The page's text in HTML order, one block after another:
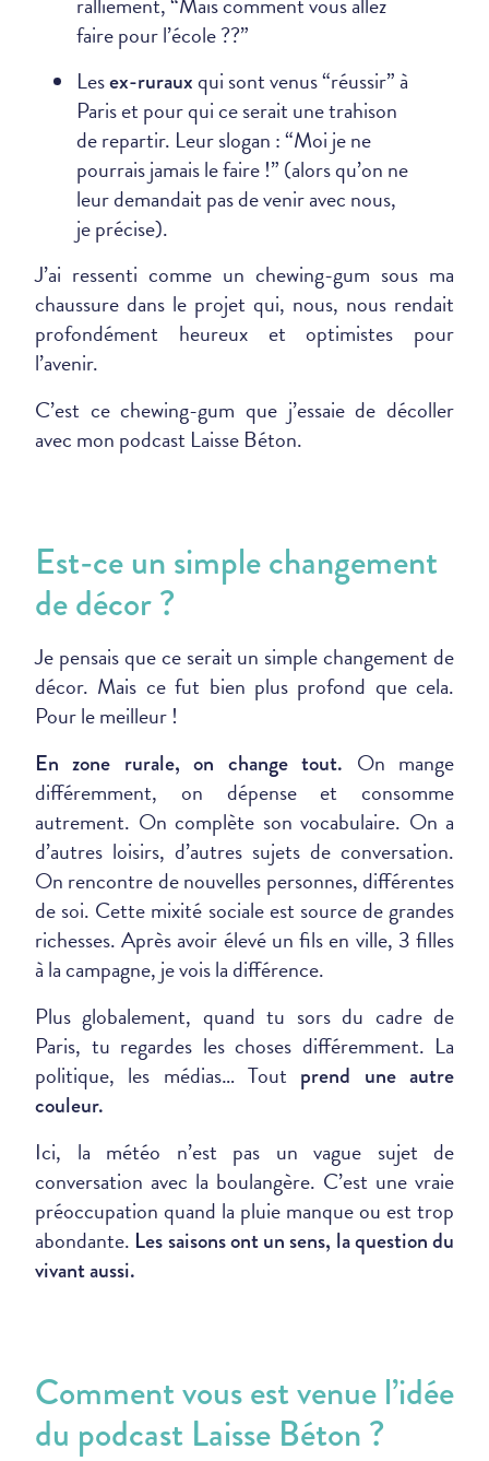
faire pour l’école ??”
Lesex-rurauxqui sont venus “réussir” à
Paris et pour qui ce serait une trahison
de repartir. Leur slogan : “Moi je ne
pourrais jamais le faire !” (alors qu’on ne
leur demandait pas de venir avec nous,
je précise).
J’ai ressenti comme un chewing-gum sous ma
chaussure dans le projet qui, nous, nous rendait
profondément heureux et optimistes pour
l’avenir.
C’est ce chewing-gum que j’essaie de décoller
avec mon podcast Laisse Béton.
Est-ce un simple changement
de décor ?
Je pensais que ce serait un simple changement de
décor. Mais ce fut bien plus profond que cela.
Pour le meilleur !
En zone rurale, on change tout. On mange
différemment, on dépense et consomme
autrement. On complète son vocabulaire. On a
d’autres loisirs, d’autres sujets de conversation.
On rencontre de nouvelles personnes, différentes
de soi. Cette mixité sociale est source de grandes
richesses. Après avoir élevé un fils en ville, 3 filles
à la campagne, je vois la différence.
Plus globalement, quand tu sors du cadre de
Paris, tu regardes les choses différemment. La
politique, les médias… Tout prend une autre
couleur.
Ici, la météo n’est pas un vague sujet de
conversation avec la boulangère. C’est une vraie
préoccupation quand la pluie manque ou est trop
abondante. Les saisons ont un sens, la question du
vivant aussi.
Comment vous est venue l’idée
du podcast Laisse Béton ?